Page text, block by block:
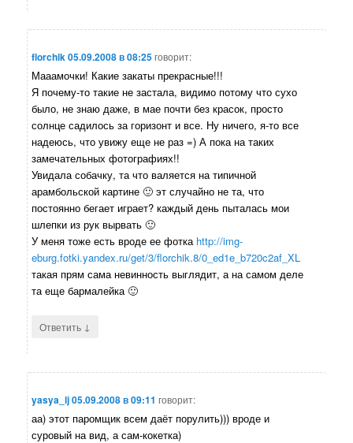
florchik05.09.2008 в 08:25говорит:
Мааамочки! Какие закаты прекрасные!!!
Я почему-то такие не застала, видимо потому что сухо
было, не знаю даже, в мае почти без красок, просто
солнце садилось за горизонт и все. Ну ничего, я-то все
надеюсь, что увижу еще не раз =) А пока на таких
замечательных фотографиях!!
Увидала собачку, та что валяется на типичной
арамбольской картине 🙂 эт случайно не та, что
постоянно бегает играет? каждый день пыталась мои
шлепки из рук вырвать 🙂
У меня тоже есть вроде ее фотка http://img-
eburg.fotki.yandex.ru/get/3/florchik.8/0_ed1e_b720c2af_XL
такая прям сама невинность выглядит, а на самом деле
та еще бармалейка 🙂
Ответить ↓
yasya_lj05.09.2008 в 09:11 говорит:
аа) этот паромщик всем даёт порулить))) вроде и
суровый на вид, а сам-кокетка)